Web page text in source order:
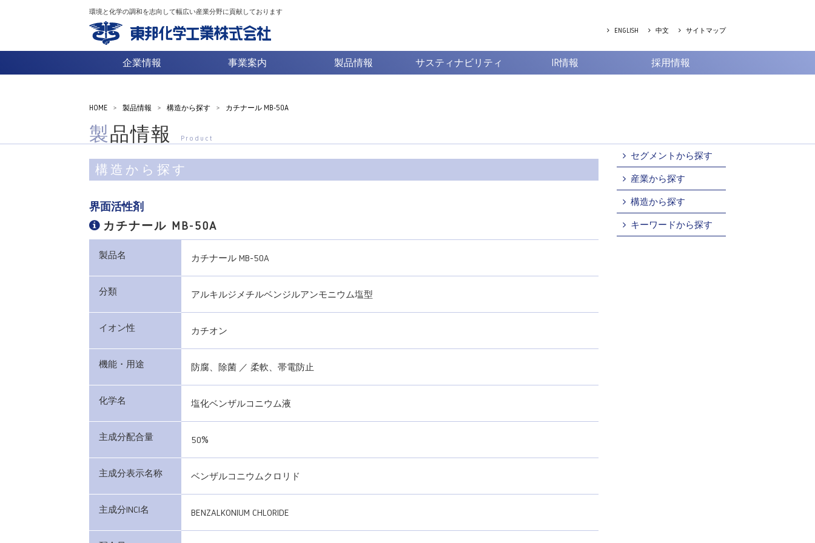
環境と化学の調和を志向して幅広い産業分野に貢献しております
ENGLISH 中文 サイトマップ
企業情報 事業案内 製品情報 サスティナビリティ IR情報 採用情報
HOME > 製品情報 > 構造から探す > カチナール MB-50A
製品情報 Product
構造から探す
界面活性剤
カチナール MB-50A
製品名 カチナール MB-50A
分類 アルキルジメチルベンジルアンモニウム塩型
イオン性 カチオン
機能・用途 防腐、除菌 ／ 柔軟、帯電防止
化学名 塩化ベンザルコニウム液
主成分配合量 50%
主成分表示名称 ベンザルコニウムクロリド
主成分INCI名 BENZALKONIUM CHLORIDE
セグメントから探す
産業から探す
構造から探す
キーワードから探す